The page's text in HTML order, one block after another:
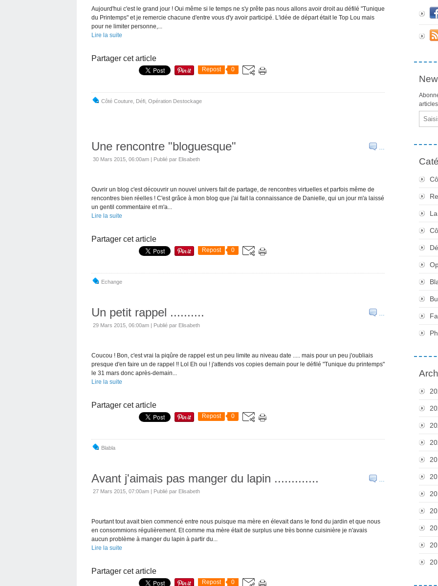
Aujourd'hui c'est le grand jour ! Oui même si le temps ne s'y prête pas nous allons avoir droit au défilé "Tunique
du Printemps" et je remercie chacune d'entre vous d'y avoir participé. L'idée de départ était le Top Lou mais
pour ne limiter personne,...
Lire la suite
Partager cet article
Repost 0
Côté Couture Défi Opération Destockage
…
Une rencontre "bloguesque"
30 Mars 2015, 06:00am | Publié par Elisabeth
Ouvrir un blog c'est découvrir un nouvel univers fait de partage, de rencontres virtuelles et parfois même de
rencontres bien réelles ! C'est grâce à mon blog que j'ai fait la connaissance de Danielle, qui un jour m'a laissé
un gentil commentaire et m'a...
Lire la suite
Partager cet article
Repost 0
Echange
…
Un petit rappel ..........
29 Mars 2015, 06:00am | Publié par Elisabeth
Coucou ! Bon, c'est vrai la piqûre de rappel est un peu limite au niveau date ..... mais pour un peu j'oubliais
presque d'en faire un de rappel !! Lol Eh oui ! j'attends vos copies demain pour le défilé "Tunique du printemps"
le 31 mars donc après-demain...
Lire la suite
Partager cet article
Repost 0
Blabla
…
Avant j'aimais pas manger du lapin .............
27 Mars 2015, 07:00am | Publié par Elisabeth
Pourtant tout avait bien commencé entre nous puisque ma mère en élevait dans le fond du jardin et que nous
en consommions régulièrement. Et comme ma mère était de surplus une très bonne cuisinière je n'avais
aucun problème à manger du lapin à partir du...
Lire la suite
Partager cet article
Repost 0
Email